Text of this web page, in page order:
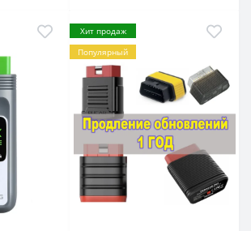
Хит продаж
Популярный